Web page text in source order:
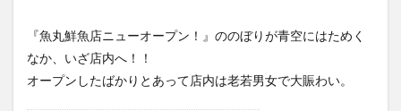
『魚丸鮮魚店ニューオープン！』ののぼりが青空にはためく
なか、いざ店内へ！！
オープンしたばかりとあって店内は老若男女で大賑わい。